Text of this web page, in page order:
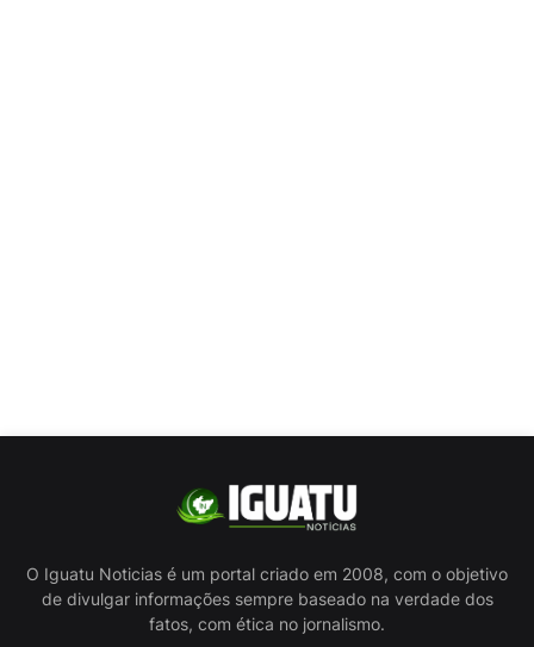
O Iguatu Noticias é um portal criado em 2008, com o objetivo
de divulgar informações sempre baseado na verdade dos
fatos, com ética no jornalismo.